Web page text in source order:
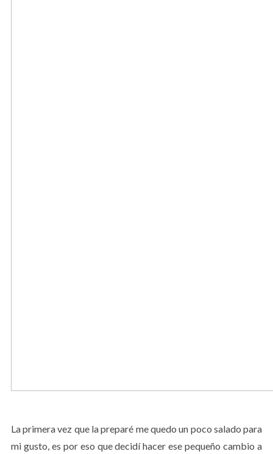
La primera vez que la preparé me quedo un poco salado para
mi gusto, es por eso que decidí hacer ese pequeño cambio a